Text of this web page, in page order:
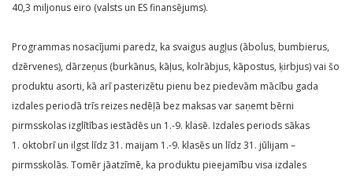
40,3 miljonus eiro (valsts un ES finansējums).
Programmas nosacījumi paredz, ka svaigus augļus (ābolus, bumbierus,
dzērvenes), dārzeņus (burkānus, kāļus, kolrābjus, kāpostus, ķirbjus) vai šo
produktu asorti, kā arī pasterizētu pienu bez piedevām mācību gada
izdales periodā trīs reizes nedēļā bez maksas var saņemt bērni
pirmsskolas izglītības iestādēs un 1.-9. klasē. Izdales periods sākas
1. oktobrī un ilgst līdz 31. maijam 1.-9. klasēs un līdz 31. jūlijam –
pirmsskolās. Tomēr jāatzīmē, ka produktu pieejamību visa izdales